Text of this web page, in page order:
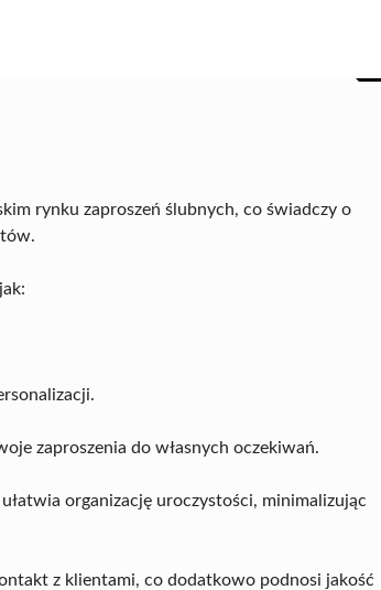
rynku zaproszeń ślubnych, co świadczy o
zaproszenia do własnych oczekiwań.
organizację uroczystości, minimalizując
z klientami, co dodatkowo podnosi jakość